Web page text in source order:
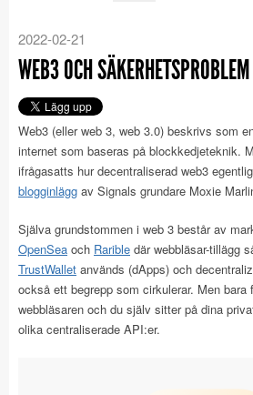
2022-02-21
WEB3 OCH SÄKERHETSPROBLEM
Web3 (eller web 3, web 3.0) beskrivs som
internet som baseras på blockkedjeteknik.
ifrågasatts hur decentraliserad web3
blogginlägg av Signals grundare Moxie
Själva grundstommen i web 3 består av
OpenSea och Rarible där webbläsar-tillägg
TrustWallet används (dApps) och
också ett begrepp som cirkulerar. Men
webbläsaren och du själv sitter på dina
olika centraliserade API:er.